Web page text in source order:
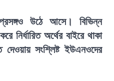
উঠে আসে। বিভিন্ন
নির্ধারিত অর্থের বাইরে থাকা
দেওয়ায় সংশ্লিষ্ট ইউএনওদের